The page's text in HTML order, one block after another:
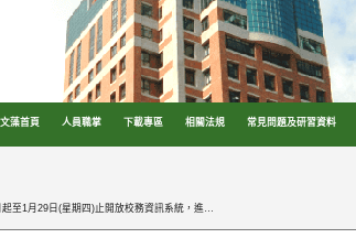
文藻首頁 人員職掌 下載專區 相關法規 常見問題及研習資料
【公告】自即日起至1月29日(星期四)止開放校務資訊系統，進行115學年度校內預算填報作業，請各單位配合規定及時程辦理。